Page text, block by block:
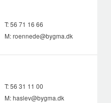
T:56 71 16 66
M:roennede@bygma.dk
T:56 31 11 00
M:haslev@bygma.dk